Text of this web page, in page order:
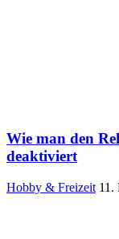
Wie man den
deaktiviert
Hobby & Freizeit 11.